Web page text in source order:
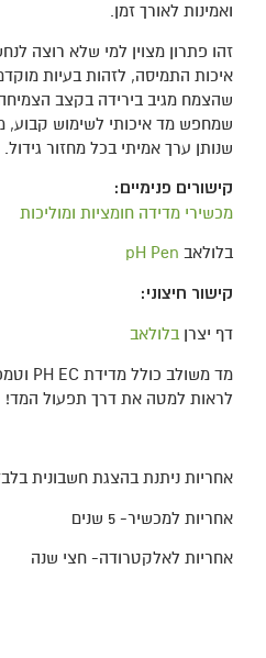
ואמינות לאורך זמן.
זהו פתרון מצוין למי שלא רוצה
איכות התמיסה, לזהות בעיות
שהצמח מגיב בירידה בקצב הצמיחה
שמחפש מד איכותי לשימוש קבוע,
שנותן ערך אמיתי בכל מחזור גידול.
קישורים פנימיים:
מכשירי מדידה חומציות ומוליכות
בלולאב pH Pen
קישור חיצוני:
דף יצרן בלולאב
לראות למטה את דרך תפעול המד!
אחריות ניתנת בהצגת חשבונית
אחריות למכשיר- 5 שנים
אחריות לאלקטרודה- חצי שנה